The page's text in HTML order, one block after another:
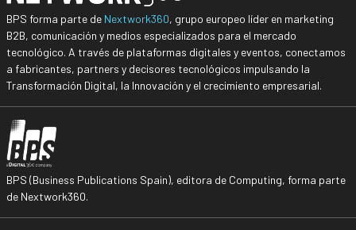
BPS forma parte de Nextwork360, grupo europeo líder en marketing
B2B, comunicación y medios especializados para el mercado
tecnológico. A través de plataformas digitales y eventos, conectamos
a fabricantes, partners y decisores tecnológicos impulsando la
Transformación Digital, la Innovación y el crecimiento empresarial.
BPS (Business Publications Spain), editora de Computing, forma parte
de Nextwork360.